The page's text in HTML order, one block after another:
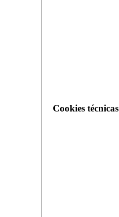
Cookies técnicas